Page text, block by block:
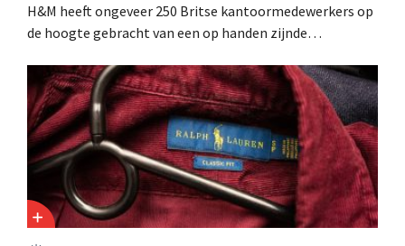
H&M heeft ongeveer 250 Britse kantoormedewerkers op
de hoogte gebracht van een op handen zijnde
sanering volgt op eerdere ingrepen in Nederland, België
en Spanje waarbij al honderden jobs verloren gingen.